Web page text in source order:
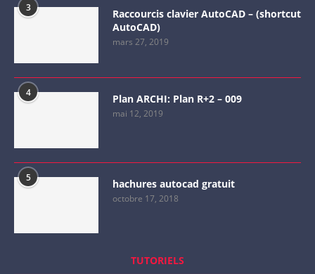
3
Raccourcis clavier AutoCAD – (shortcut
AutoCAD)
mars 27, 2019
4 Plan ARCHI: Plan R+2 – 009
mai 12, 2019
5 hachures autocad gratuit
octobre 17, 2018
TUTORIELS